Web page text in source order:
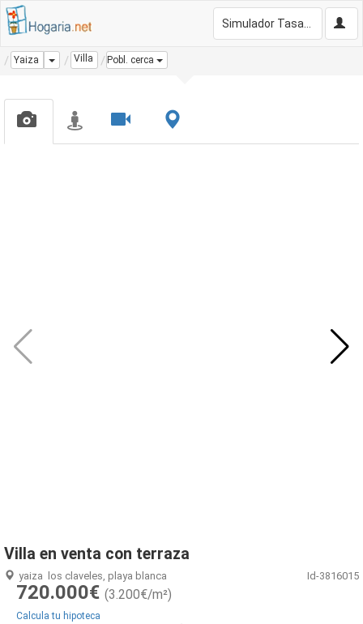
Yaiza Dropdown
Villa Pobl. cerca
Villa en venta con terraza
yaiza los claveles, playa blanca Id-3816015
720.000€ (3.200€/m²)
Calcula tu hipoteca